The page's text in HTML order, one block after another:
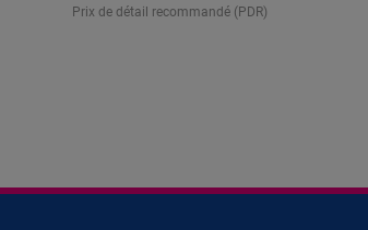
Prix de détail recommandé (PDR)